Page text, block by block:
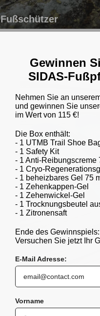
Fußschützer
Gewinnen
SIDAS-
Nehmen Sie an
und gewinnen Sie
im Wert von 115 €!
Die Box enthält:
- 1 UTMB Trail Shoe
- 1 Safety Kit
- 1 Anti-Reibungscreme
- 1 Cryo-
- 1 beheizbares Gel 75
- 1 Zehenkappen-Gel
- 1 Zehenwickel-Gel
- 1 Trocknungsbeutel
- 1 Zitronensaft
Ende des
Versuchen Sie jetzt Ihr
E-Mail Adresse:
Vorname